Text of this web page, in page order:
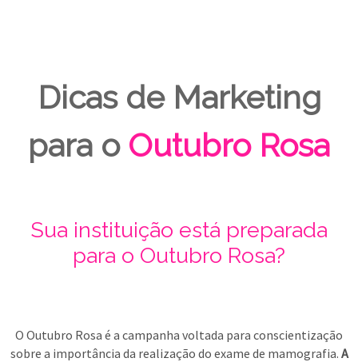
Dicas de Marketing
para o Outubro Rosa
Sua instituição está preparada
para o Outubro Rosa?
O Outubro Rosa é a campanha voltada para conscientização
sobre a importância da realização do exame de mamografia. A